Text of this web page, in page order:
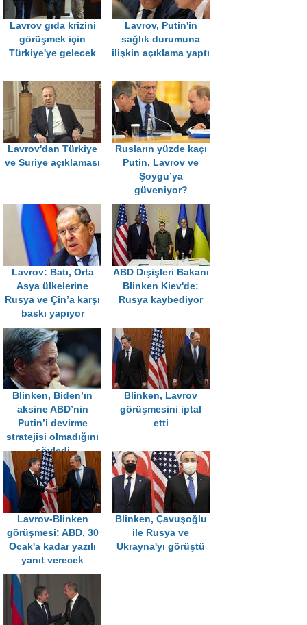
Lavrov gıda krizini
görüşmek için
Türkiye'ye gelecek
Lavrov, Putin'in
sağlık durumuna
ilişkin açıklama yaptı
Lavrov'dan Türkiye
ve Suriye açıklaması
Rusların yüzde kaçı
Putin, Lavrov ve
Şoygu’ya
güveniyor?
Lavrov: Batı, Orta
Asya ülkelerine
Rusya ve Çin’a karşı
baskı yapıyor
ABD Dışişleri Bakanı
Blinken Kiev'de:
Rusya kaybediyor
Blinken, Biden’ın
aksine ABD’nin
Putin’i devirme
stratejisi olmadığını
söyledi
Blinken, Lavrov
görüşmesini iptal
etti
Lavrov-Blinken
görüşmesi: ABD, 30
Ocak'a kadar yazılı
yanıt verecek
Blinken, Çavuşoğlu
ile Rusya ve
Ukrayna'yı görüştü